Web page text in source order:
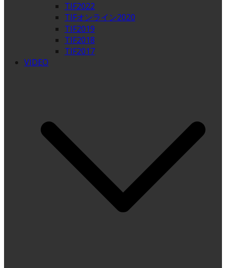
TIF2022
TIFオンライン2020
TIF2019
TIF2018
TIF2017
VIDEO